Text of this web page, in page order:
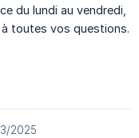
du lundi au vendredi,
à toutes vos questions.
2025